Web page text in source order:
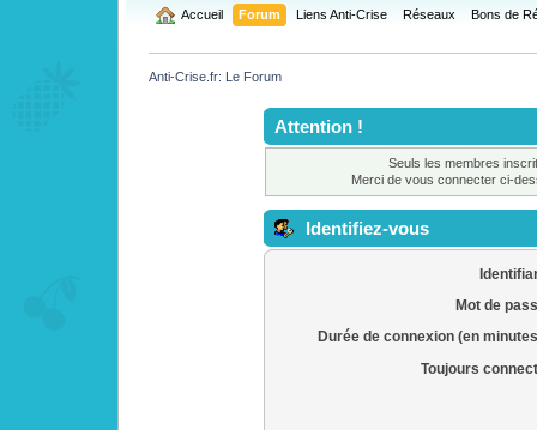
Accueil Forum Liens Anti-Crise Réseaux Bons de
Anti-Crise.fr: Le Forum
Attention !
Seuls les membres
Merci de vous connecter ci-
Identifiez-vous
Mot de
Durée de connexion (en
Toujours